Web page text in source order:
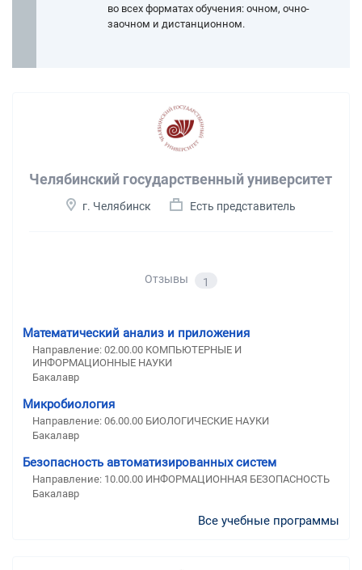
во всех форматах обучения: очном, очно-
заочном и дистанционном.
Челябинский государственный университет
г. Челябинск Есть представитель
Отзывы 1
Математический анализ и приложения
Направление: 02.00.00 КОМПЬЮТЕРНЫЕ И
ИНФОРМАЦИОННЫЕ НАУКИ
Бакалавр
Микробиология
Направление: 06.00.00 БИОЛОГИЧЕСКИЕ НАУКИ
Бакалавр
Безопасность автоматизированных систем
Направление: 10.00.00 ИНФОРМАЦИОННАЯ БЕЗОПАСНОСТЬ
Бакалавр
Все учебные программы